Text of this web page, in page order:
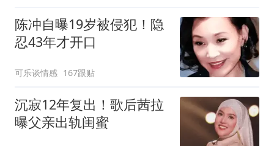
陈冲自曝19岁被侵犯！隐
忍43年才开口
可乐谈情感 167跟贴
沉寂12年复出！歌后茜拉
曝父亲出轨闺蜜